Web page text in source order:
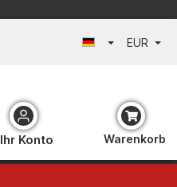
EUR
Ihr Konto Warenkorb